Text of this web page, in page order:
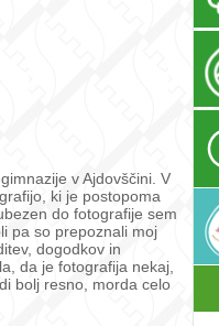
v Ajdovščini. V
ki je postopoma
do fotografije sem
pa so prepoznali moj
dogodkov in
da je fotografija nekaj,
bolj resno, morda celo